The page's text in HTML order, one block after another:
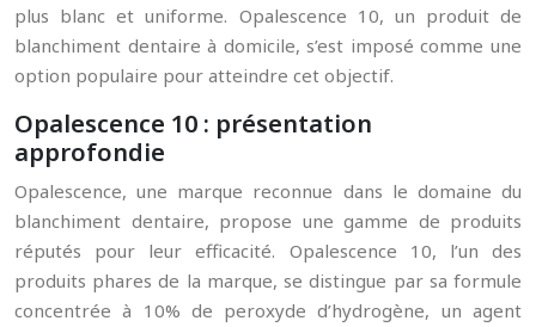
plus blanc et uniforme. Opalescence 10, un produit de
blanchiment dentaire à domicile, s’est imposé comme une
option populaire pour atteindre cet objectif.
Opalescence 10 : présentation
approfondie
Opalescence, une marque reconnue dans le domaine du
blanchiment dentaire, propose une gamme de produits
réputés pour leur efficacité. Opalescence 10, l’un des
produits phares de la marque, se distingue par sa formule
concentrée à 10% de peroxyde d’hydrogène, un agent